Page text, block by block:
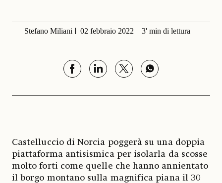
Stefano Miliani 02 febbraio 2022 3' min di lettura
Castelluccio di Norcia poggerà su una doppia
piattaforma antisismica per isolarla da scosse
molto forti come quelle che hanno annientato
il borgo montano sulla magnifica piana il 30